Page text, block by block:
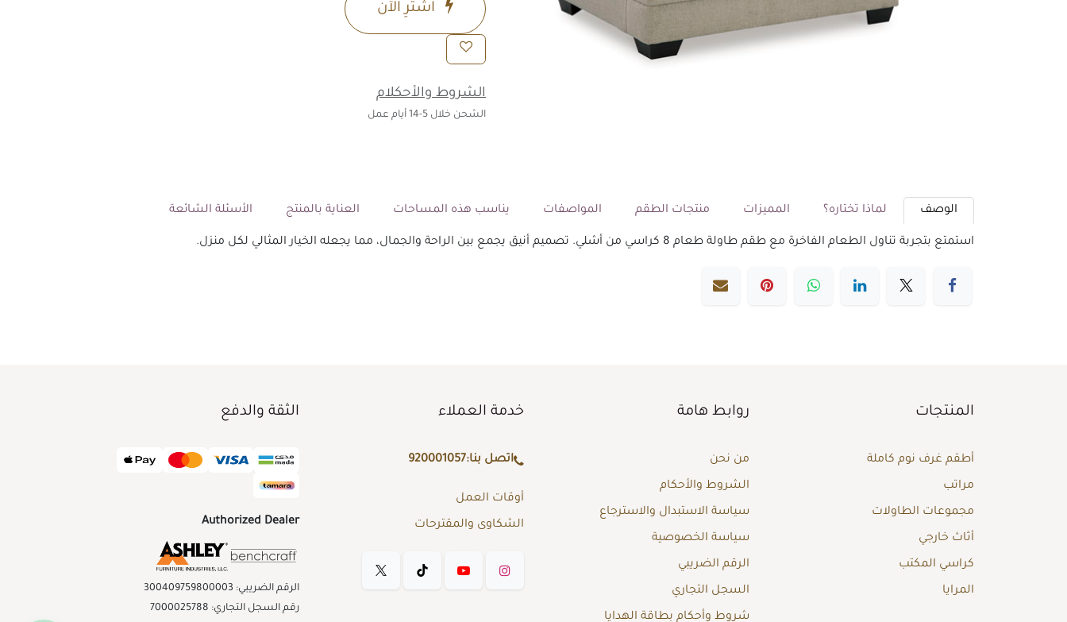
اشترِ الآن
الشروط والأحكلام
الشحن خلال 5-14 أيام عمل
الوصف لماذا تختاره؟ المميزات منتجات الطقم المواصفات يناسب هذه المساحات العناية بالمنتج الأسئلة الشائعة
استمتع بتجربة تناول الطعام الفاخرة مع طقم طاولة طعام 8 كراسي من أشلي. تصميم أنيق يجمع بين الراحة والجمال، مما يجعله الخيار المثالي لكل منزل.
المنتجات
أطقم غرف نوم كاملة
مراتب
مجموعات الطاولات
أثاث خارجي
كراسي المكتب
المرايا
روابط هامة
من نحن
الشروط والأحكام
سياسة الاستبدال والاسترجاع
سياسة الخصوصية
الرقم الضريبي
السجل التجاري
شروط وأحكام بطاقة الهدايا
خدمة العملاء
اتصل بنا:920001057
أوقات العمل
الشكاوى والمقترحات
الثقة والدفع
Authorized Dealer
الرقم الضريبي: 300409759800003
رقم السجل التجاري: 7000025788